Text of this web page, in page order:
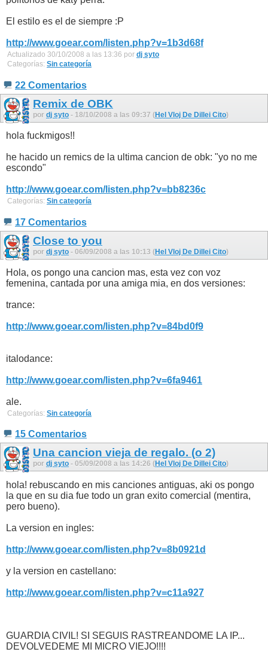
El estilo es el de siempre :P
http://www.goear.com/listen.php?v=1b3d68f
Actualizado 30/10/2008 a las 13:36 por dj syto
Categorías: Sin categoría
22 Comentarios
Remix de OBK
por dj syto - 18/10/2008 a las 09:37 (Hel Vloj De Dillei Cito)
hola fuckmigos!!
he hacido un remics de la ultima cancion de obk: "yo no me
escondo"
http://www.goear.com/listen.php?v=bb8236c
Categorías: Sin categoría
17 Comentarios
Close to you
por dj syto - 06/09/2008 a las 10:13 (Hel Vloj De Dillei Cito)
Hola, os pongo una cancion mas, esta vez con voz
femenina, cantada por una amiga mia, en dos versiones:
trance:
http://www.goear.com/listen.php?v=84bd0f9
italodance:
http://www.goear.com/listen.php?v=6fa9461
ale.
Categorías: Sin categoría
15 Comentarios
Una cancion vieja de regalo. (o 2)
por dj syto - 05/09/2008 a las 14:26 (Hel Vloj De Dillei Cito)
hola! rebuscando en mis canciones antiguas, aki os pongo
la que en su dia fue todo un gran exito comercial (mentira,
pero bueno).
La version en ingles:
http://www.goear.com/listen.php?v=8b0921d
y la version en castellano:
http://www.goear.com/listen.php?v=c11a927
GUARDIA CIVIL! SI SEGUIS RASTREANDOME LA IP...
DEVOLVEDEME MI MICRO VIEJO!!!!